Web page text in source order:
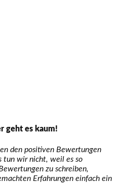
geht es kaum!
den positiven Bewertungen
tun wir nicht, weil es so
zu schreiben,
Erfahrungen einfach ein